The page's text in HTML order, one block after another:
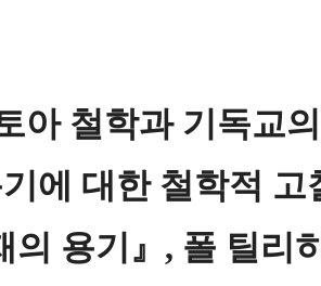
아 철학과 기독교
에 대한 철학적 고
의 용기』, 폴 틸리히